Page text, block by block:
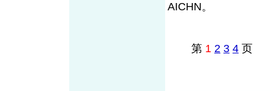
AICHN。
第 1 2 3 4 页